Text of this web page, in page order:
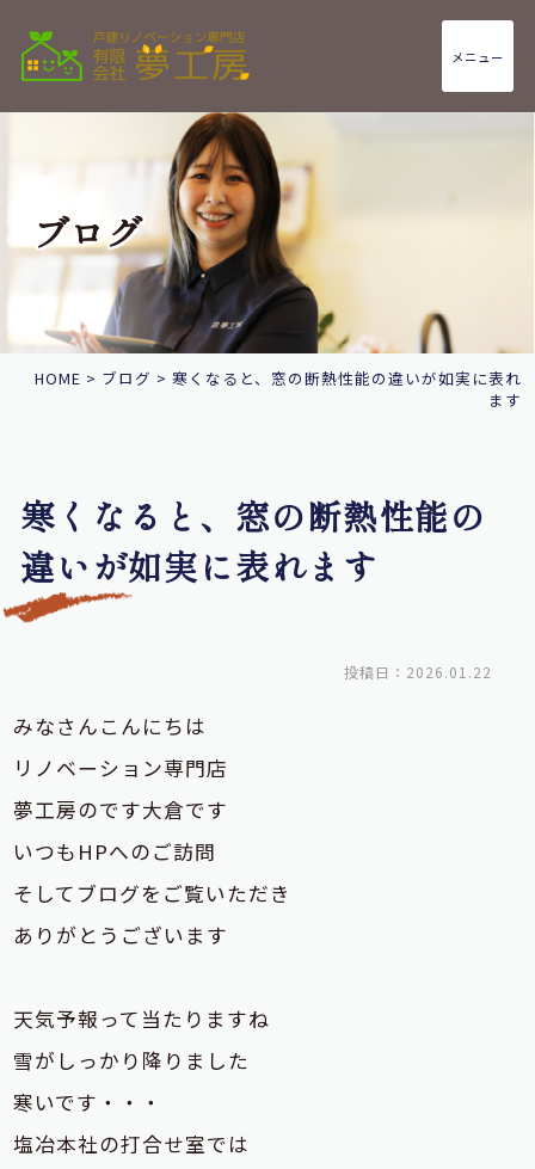
メニュー
ブログ
HOME > ブログ > 寒くなると、窓の断熱性能の違いが如実に表れ
ます
寒くなると、窓の断熱性能の
違いが如実に表れます
投稿日：2026.01.22
みなさんこんにちは
リノベーション専門店
夢工房のです大倉です
いつもHPへのご訪問
そしてブログをご覧いただき
ありがとうございます
天気予報って当たりますね
雪がしっかり降りました
寒いです・・・
塩冶本社の打合せ室では